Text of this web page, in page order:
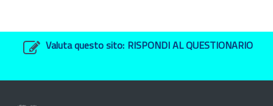
Valuta questo sito: RISPONDI AL QUESTIONARIO